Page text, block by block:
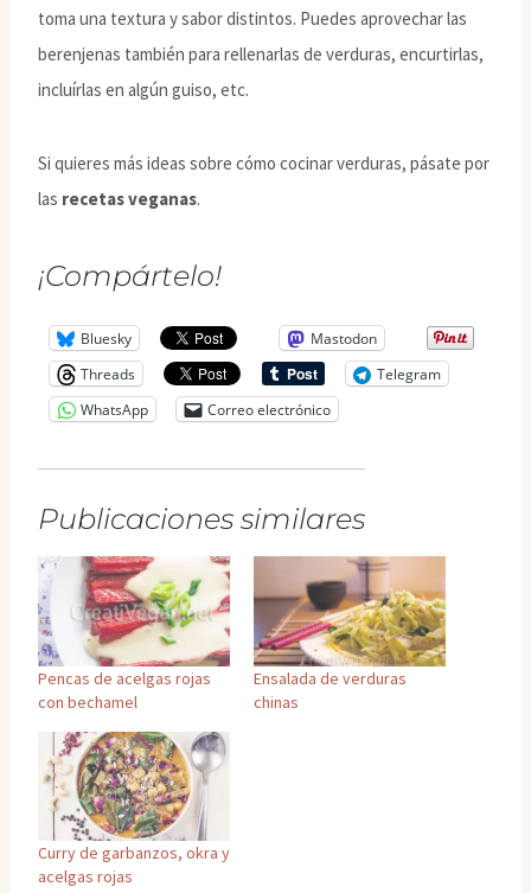
toma una textura y sabor distintos. Puedes aprovechar las
berenjenas también para rellenarlas de verduras, encurtirlas,
incluírlas en algún guiso, etc.
Si quieres más ideas sobre cómo cocinar verduras, pásate por
las recetas veganas.
¡Compártelo!
Bluesky
Mastodon
Threads
Telegram
WhatsApp
Correo electrónico
Publicaciones similares
Pencas de acelgas rojas
con bechamel
Ensalada de verduras
chinas
Curry de garbanzos, okra y
acelgas rojas